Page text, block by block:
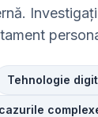
Tehnologie